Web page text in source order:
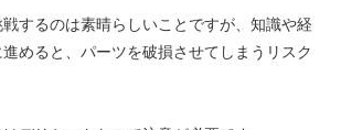
するのは素晴らしいことですが、知識や経
めると、パーツを破損させてしまうリスク